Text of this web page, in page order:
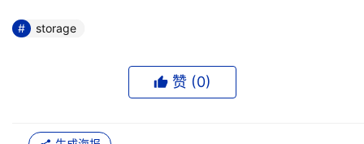
为什么有这样的变化？其实，梳理存储厂商在国内所走
行业之所以有限，最“致命”的原因是：
storage
赞 (0)